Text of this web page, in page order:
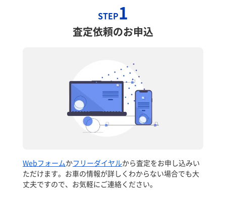
STEP1
査定依頼のお申込
Webフォームかフリーダイヤルから査定をお申し込みい
ただけます。お車の情報が詳しくわからない場合でも大
丈夫ですので、お気軽にご連絡ください。